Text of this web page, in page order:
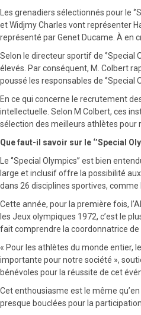
Les grenadiers sélectionnés pour le
et Widjmy Charles vont représenter
représenté par Genet Ducame. À en
Selon le directeur sportif de
élevés. Par conséquent, M. Colbert
poussé les responsables de
En ce qui concerne le recrutement
intellectuelle. Selon M Colbert, ces
sélection des meilleurs athlètes pour
Que faut-il savoir sur le ‘’Special
Le ‘’Special Olympics’’ est bien
large et inclusif offre la possibilité
dans 26 disciplines sportives,
Cette année, pour la première fois,
les Jeux olympiques 1972, c’est le
fait comprendre la coordonnatrice de
« Pour les athlètes du monde entier,
importante pour notre société »,
bénévoles pour la réussite de cet
Cet enthousiasme est le même
presque bouclées pour la